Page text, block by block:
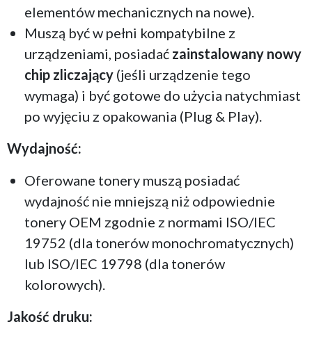
elementów mechanicznych na nowe).
Muszą być w pełni kompatybilne z
urządzeniami, posiadać zainstalowany nowy
chip zliczający (jeśli urządzenie tego
wymaga) i być gotowe do użycia natychmiast
po wyjęciu z opakowania (Plug & Play).
Wydajność:
Oferowane tonery muszą posiadać
wydajność nie mniejszą niż odpowiednie
tonery OEM zgodnie z normami ISO/IEC
19752 (dla tonerów monochromatycznych)
lub ISO/IEC 19798 (dla tonerów
kolorowych).
Jakość druku: